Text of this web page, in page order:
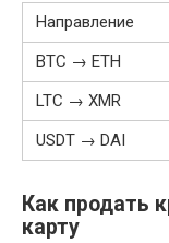
Направление
BTC → ETH
LTC → XMR
USDT → DAI
Как продать
карту